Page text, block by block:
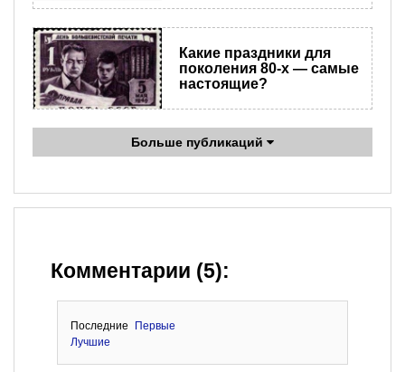
Какие праздники для
поколения 80-х — самые
настоящие?
Больше публикаций
Комментарии (5):
Последние
Первые
Лучшие